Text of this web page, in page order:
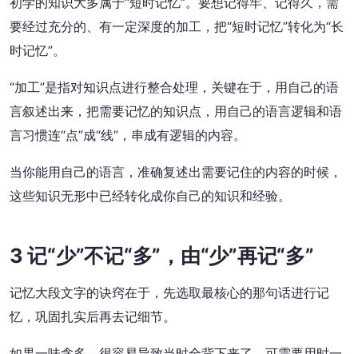
要经过充分的、有一定深度的加工，把“短时记忆”转化为“长
时记忆”。
“加工”是指对知识点进行整合处理，关键在于，用自己的语
言叙述出来，把需要记忆的知识点，用自己的语言逻辑和语
言习惯连“点”成“线”，串成有逻辑的内容。
当你能用自己的语言，准确复述出需要记住的内容的时候，
这些知识无形中已经转化成你自己的知识和经验。
3 记“少”不记“多”，由“少”再记“多”
记忆大段文字的诀窍在于，先选取最核心的那句话进行记
忆，巩固扎实后再去记细节。